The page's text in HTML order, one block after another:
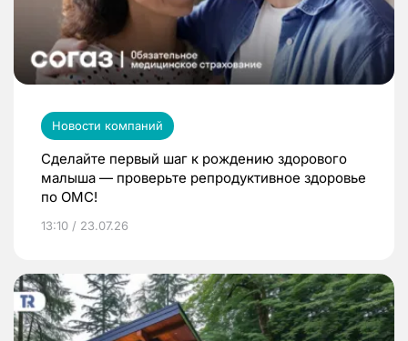
Новости компаний
Сделайте первый шаг к рождению здорового
малыша — проверьте репродуктивное здоровье
по ОМС!
13:10 / 23.07.26